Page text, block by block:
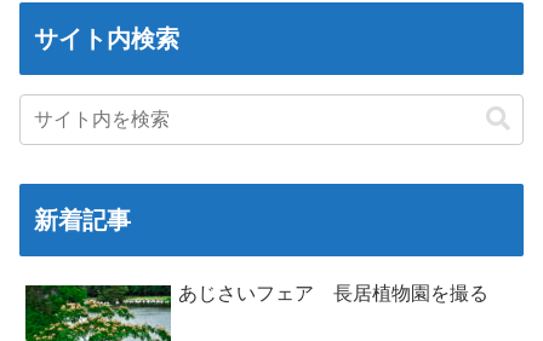
サイト内検索
新着記事
あじさいフェア 長居植物園を撮る